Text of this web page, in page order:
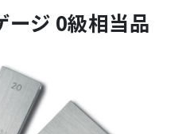
ージ 0級相当品